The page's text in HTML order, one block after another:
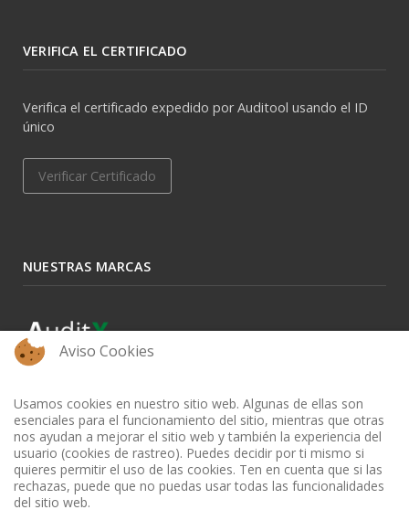
VERIFICA EL CERTIFICADO
Verifica el certificado expedido por Auditool usando el ID
único
Verificar Certificado
NUESTRAS MARCAS
Aviso Cookies
Usamos cookies en nuestro sitio web. Algunas de ellas son
esenciales para el funcionamiento del sitio, mientras que otras
nos ayudan a mejorar el sitio web y también la experiencia del
usuario (cookies de rastreo). Puedes decidir por ti mismo si
quieres permitir el uso de las cookies. Ten en cuenta que si las
rechazas, puede que no puedas usar todas las funcionalidades
del sitio web.